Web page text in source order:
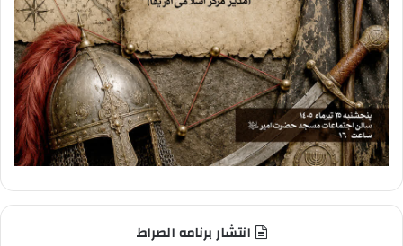
انتشار برنامه الصراط